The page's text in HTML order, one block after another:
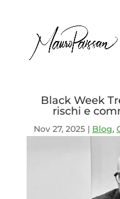
Black Week
rischi e
Nov 27, 2025| Blog,